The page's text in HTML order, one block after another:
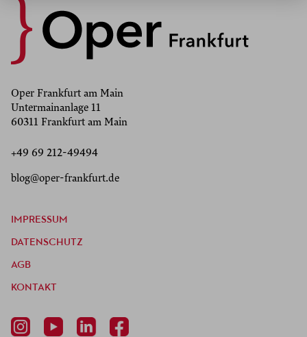
Oper Frankfurt am Main
Untermainanlage 11
60311 Frankfurt am Main
+49 69 212-49494
blog@oper-frankfurt.de
IMPRESSUM
DATENSCHUTZ
AGB
KONTAKT